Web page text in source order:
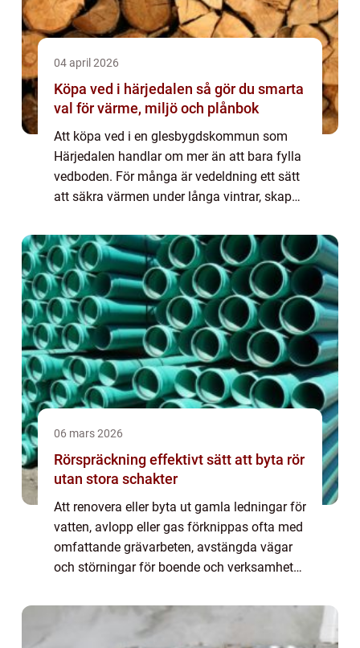
04 april 2026
Köpa ved i härjedalen så gör du smarta
val för värme, miljö och plånbok
Att köpa ved i en glesbygdskommun som
Härjedalen handlar om mer än att bara fylla
vedboden. För många är vedeldning ett sätt
att säkra värmen under långa vintrar, skapa
energikostnaderna nere. Samtidigt spelar
både tr...
06 mars 2026
Rörspräckning effektivt sätt att byta rör
utan stora schakter
Att renovera eller byta ut gamla ledningar för
vatten, avlopp eller gas förknippas ofta med
omfattande grävarbeten, avstängda vägar
och störningar för boende och verksamheter.
ledningar under mark på ett betydligt...